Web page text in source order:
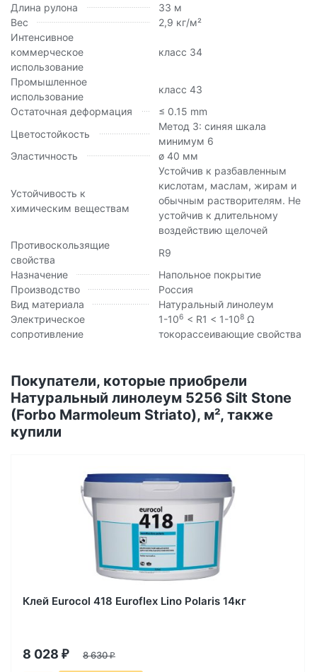
Длина рулона
33 м
Вес
2,9 кг/м²
Интенсивное
коммерческое
использование
класс 34
Промышленное
использование
класс 43
Остаточная деформация
≤ 0.15 mm
Цветостойкость
Метод 3: синяя шкала
минимум 6
Эластичность
ø 40 мм
Устойчивость к
химическим веществам
Устойчив к разбавленным
кислотам, маслам, жирам и
обычным растворителям. Не
устойчив к длительному
воздействию щелочей
Противоскользящие
свойства
R9
Назначение
Напольное покрытие
Производство
Россия
Вид материала
Натуральный линолеум
Электрическое
сопротивление
1-106 < R1 < 1-108 Ω
токорассеивающие свойства
Покупатели, которые приобрели
Натуральный линолеум 5256 Silt Stone
(Forbo Marmoleum Striato), м², также
купили
Клей Eurocol 418 Euroflex Lino Polaris 14кг
8 028 ₽ 8 630₽